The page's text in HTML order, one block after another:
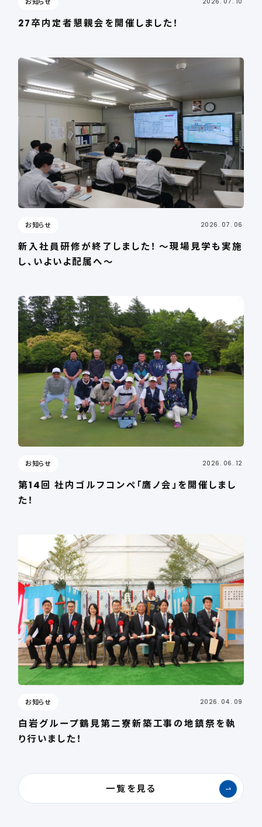
お知らせ
27卒内定者懇親会を開催しました！
お知らせ 2026. 07. 06
新入社員研修が終了しました！ ～現場見学も実施
し、いよいよ配属へ～
お知らせ 2026. 06. 12
第14回 社内ゴルフコンペ「鷹ノ会」を開催しまし
た！
お知らせ 2026. 04. 09
白岩グループ鶴見第二寮新築工事の地鎮祭を執
り行いました！
一覧を見る